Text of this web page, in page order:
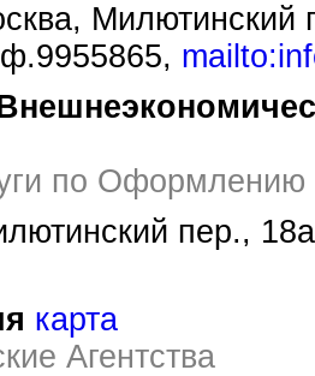
по Оформлению
пер., 18а
карта
Агентства